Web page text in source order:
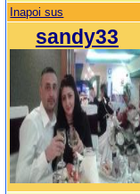
Inapoi sus
sandy33